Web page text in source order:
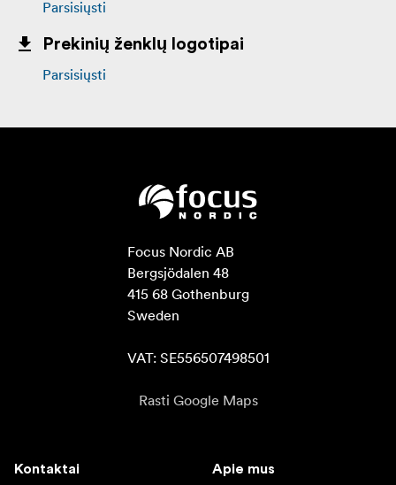
Parsisiųsti
Prekinių ženklų logotipai
Parsisiųsti
Focus Nordic AB
Bergsjödalen 48
415 68 Gothenburg
Sweden
VAT: SE556507498501
Rasti Google Maps
Kontaktai Apie mus